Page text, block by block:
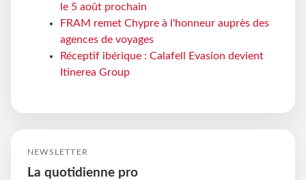
le 5 août prochain
FRAM remet Chypre à l'honneur auprès des
agences de voyages
Réceptif ibérique : Calafell Evasion devient
Itinerea Group
NEWSLETTER
La quotidienne pro